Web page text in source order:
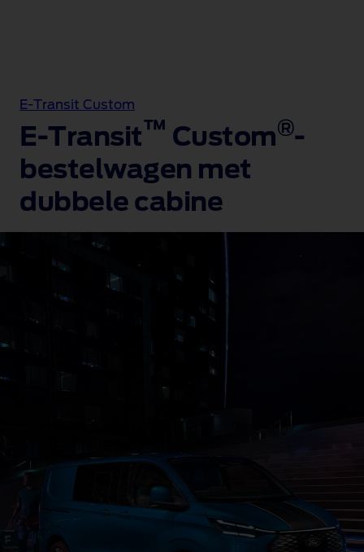
E-Transit Custom
E-Transit™ Custom®-
bestelwagen met
dubbele cabine